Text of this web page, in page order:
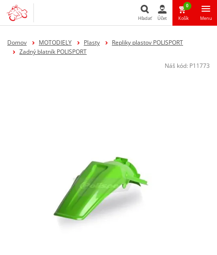
Hľadať
Hľadať Účet
0
Košík Menu
Domov MOTODIELY Plasty
Repliky plastov POLISPORT
Zadný blatník POLISPORT
Náš kód: P11773